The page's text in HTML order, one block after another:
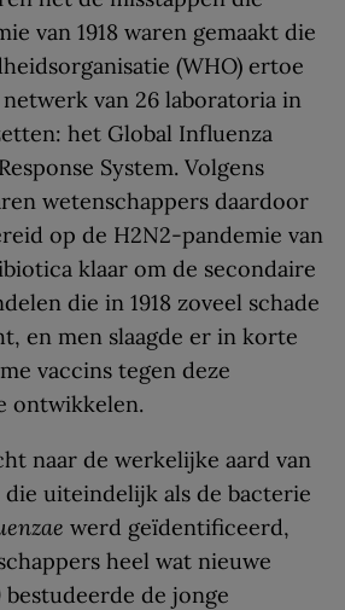
van 1918 waren gemaakt die
(WHO) ertoe
van 26 laboratoria in
het Global Influenza
System. Volgens
wetenschappers daardoor
op de H2N2-pandemie van
klaar om de secondaire
die in 1918 zoveel schade
en men slaagde er in korte
vaccins tegen deze
ontwikkelen.
naar de werkelijke aard van
die uiteindelijk als de bacterie
werd geïdentificeerd,
heel wat nieuwe
de jonge